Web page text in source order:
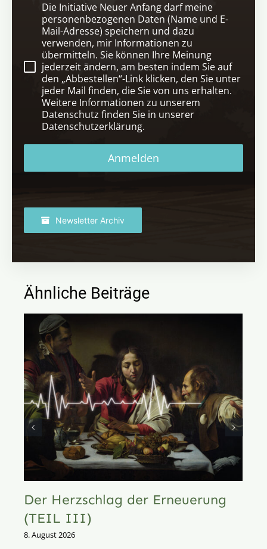
Die Initiative Neuer Anfang darf meine
personenbezogenen Daten (Name und E-
Mail-Adresse) speichern und dazu
verwenden, mir Informationen zu
übermitteln. Sie können Ihre Meinung
jederzeit ändern, am besten indem Sie auf
den „Abbestellen“-Link klicken, den Sie unter
jeder Mail finden, die Sie von uns erhalten.
Weitere Informationen zu unserem
Datenschutz finden Sie in unserer
Datenschutzerklärung.
Anmelden
Newsletter Archiv
Ähnliche Beiträge
Der Herzschlag der Erneuerung
(TEIL III)
8. August 2026